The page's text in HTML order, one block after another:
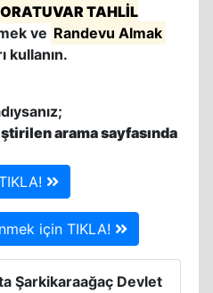
TAHLİL
ve Randevu Almak
kullanın.
arama sayfasında
için TIKLA!
Şarkikaraağaç Devlet